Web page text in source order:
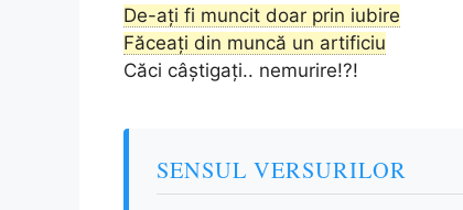
De-ați fi muncit doar prin iubire
Făceați din muncă un artificiu
Căci câștigați.. nemurire!?!
SENSUL VERSURILOR